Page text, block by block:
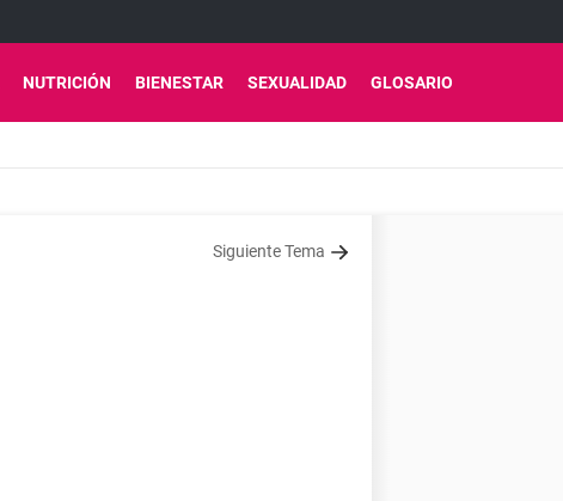
NUTRICIÓN BIENESTAR SEXUALIDAD GLOSARIO
Siguiente Tema